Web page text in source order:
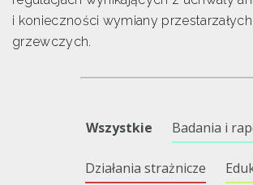
i konieczności wymiany
grzewczych.
Wszystkie Badania i
Działania strażnicze